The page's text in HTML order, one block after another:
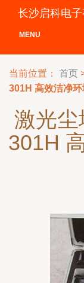
长沙启科电子
MENU
当前位置： 首页
301H 高效洁净
激光
301H